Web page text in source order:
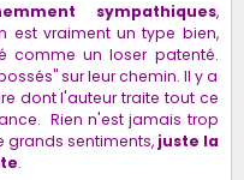
sympathiques,
est vraiment un type bien,
comme un loser patenté.
sur leur chemin. Il y a
dont l'auteur traite tout ce
Rien n'est jamais trop
grands sentiments, juste la
.